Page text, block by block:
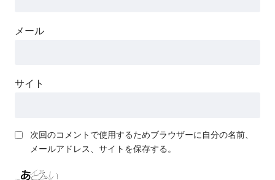
メール
サイト
次回のコメントで使用するためブラウザーに自分の名前、
メールアドレス、サイトを保存する。